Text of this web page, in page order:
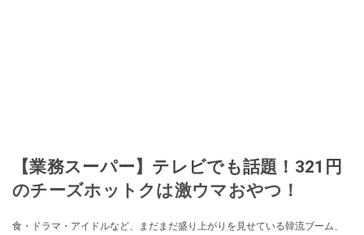
【業務スーパー】テレビでも話題！321円
のチーズホットクは激ウマおやつ！
食・ドラマ・アイドルなど、まだまだ盛り上がりを見せている韓流ブーム、